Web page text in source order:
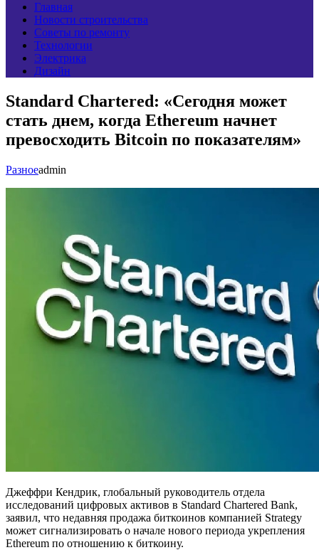
Главная
Новости строительства
Советы по ремонту
Технологии
Электрика
Дизайн
Standard Chartered: «Сегодня может
стать днем, когда Ethereum начнет
превосходить Bitcoin по показателям»
Разноеadmin
Джеффри Кендрик, глобальный руководитель отдела
исследований цифровых активов в Standard Chartered Bank,
заявил, что недавняя продажа биткоинов компанией Strategy
может сигнализировать о начале нового периода укрепления
Ethereum по отношению к биткоину.